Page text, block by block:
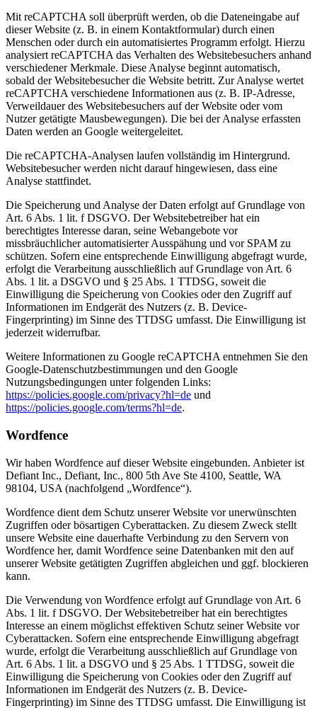
Mit reCAPTCHA soll überprüft werden, ob die Dateneingabe auf
dieser Website (z. B. in einem Kontaktformular) durch einen
Menschen oder durch ein automatisiertes Programm erfolgt. Hierzu
analysiert reCAPTCHA das Verhalten des Websitebesuchers anhand
verschiedener Merkmale. Diese Analyse beginnt automatisch,
sobald der Websitebesucher die Website betritt. Zur Analyse wertet
reCAPTCHA verschiedene Informationen aus (z. B. IP-Adresse,
Verweildauer des Websitebesuchers auf der Website oder vom
Nutzer getätigte Mausbewegungen). Die bei der Analyse erfassten
Daten werden an Google weitergeleitet.
Die reCAPTCHA-Analysen laufen vollständig im Hintergrund.
Websitebesucher werden nicht darauf hingewiesen, dass eine
Analyse stattfindet.
Die Speicherung und Analyse der Daten erfolgt auf Grundlage von
Art. 6 Abs. 1 lit. f DSGVO. Der Websitebetreiber hat ein
berechtigtes Interesse daran, seine Webangebote vor
missbräuchlicher automatisierter Ausspähung und vor SPAM zu
schützen. Sofern eine entsprechende Einwilligung abgefragt wurde,
erfolgt die Verarbeitung ausschließlich auf Grundlage von Art. 6
Abs. 1 lit. a DSGVO und § 25 Abs. 1 TTDSG, soweit die
Einwilligung die Speicherung von Cookies oder den Zugriff auf
Informationen im Endgerät des Nutzers (z. B. Device-
Fingerprinting) im Sinne des TTDSG umfasst. Die Einwilligung ist
jederzeit widerrufbar.
Weitere Informationen zu Google reCAPTCHA entnehmen Sie den
Google-Datenschutzbestimmungen und den Google
Nutzungsbedingungen unter folgenden Links:
https://policies.google.com/privacy?hl=de und
https://policies.google.com/terms?hl=de.
Wordfence
Wir haben Wordfence auf dieser Website eingebunden. Anbieter ist
Defiant Inc., Defiant, Inc., 800 5th Ave Ste 4100, Seattle, WA
98104, USA (nachfolgend „Wordfence“).
Wordfence dient dem Schutz unserer Website vor unerwünschten
Zugriffen oder bösartigen Cyberattacken. Zu diesem Zweck stellt
unsere Website eine dauerhafte Verbindung zu den Servern von
Wordfence her, damit Wordfence seine Datenbanken mit den auf
unserer Website getätigten Zugriffen abgleichen und ggf. blockieren
kann.
Die Verwendung von Wordfence erfolgt auf Grundlage von Art. 6
Abs. 1 lit. f DSGVO. Der Websitebetreiber hat ein berechtigtes
Interesse an einem möglichst effektiven Schutz seiner Website vor
Cyberattacken. Sofern eine entsprechende Einwilligung abgefragt
wurde, erfolgt die Verarbeitung ausschließlich auf Grundlage von
Art. 6 Abs. 1 lit. a DSGVO und § 25 Abs. 1 TTDSG, soweit die
Einwilligung die Speicherung von Cookies oder den Zugriff auf
Informationen im Endgerät des Nutzers (z. B. Device-
Fingerprinting) im Sinne des TTDSG umfasst. Die Einwilligung ist